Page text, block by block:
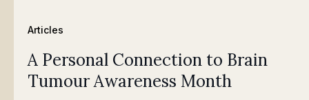
Articles
A Personal Connection to Brain
Tumour Awareness Month